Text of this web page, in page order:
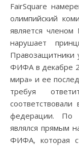
FairSquare
олимпийский
является
нарушает
Правозащитники
ФИФА в декабре
мира» и ее
требуя
федерации. По
являлся прямым
ФИФА, которая